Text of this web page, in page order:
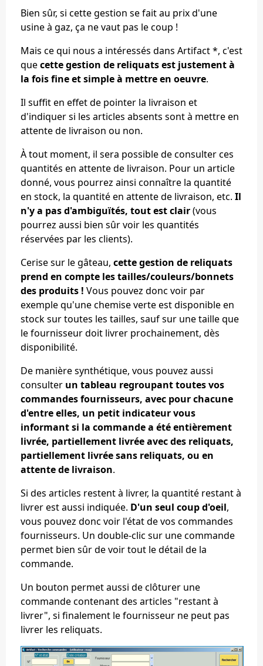
Bien sûr, si cette gestion se fait au prix d'une
usine à gaz, ça ne vaut pas le coup !
Mais ce qui nous a intéressés dans Artifact *, c'est
quecette gestion de reliquats est justement à
la fois fine et simple à mettre en oeuvre.
Il suffit en effet de pointer la livraison et
d'indiquer si les articles absents sont à mettre en
attente de livraison ou non.
À tout moment, il sera possible de consulter ces
quantités en attente de livraison. Pour un article
donné, vous pourrez ainsi connaître la quantité
en stock, la quantité en attente de livraison, etc. Il
n'y a pas d'ambiguïtés, tout est clair(vous
pourrez aussi bien sûr voir les quantités
réservées par les clients).
Cerise sur le gâteau, cette gestion de reliquats
prend en compte les tailles/couleurs/bonnets
des produits ! Vous pouvez donc voir par
exemple qu'une chemise verte est disponible en
stock sur toutes les tailles, sauf sur une taille que
le fournisseur doit livrer prochainement, dès
disponibilité.
De manière synthétique, vous pouvez aussi
consulter un tableau regroupant toutes vos
commandes fournisseurs, avec pour chacune
d'entre elles, un petit indicateur vous
informant si la commande a été entièrement
livrée, partiellement livrée avec des reliquats,
partiellement livrée sans reliquats, ou en
attente de livraison.
Si des articles restent à livrer, la quantité restant à
livrer est aussi indiquée. D'un seul coup d'oeil,
vous pouvez donc voir l'état de vos commandes
fournisseurs. Un double-clic sur une commande
permet bien sûr de voir tout le détail de la
commande.
Un bouton permet aussi de clôturer une
commande contenant des articles "restant à
livrer", si finalement le fournisseur ne peut pas
livrer les reliquats.